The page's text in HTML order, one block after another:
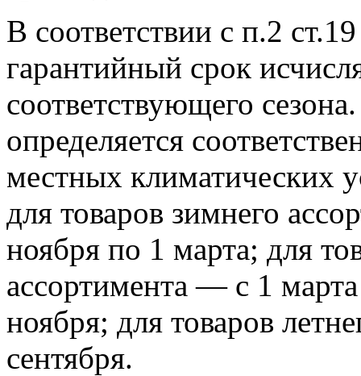
В соответствии с п.2
гарантийный срок
соответствующего
определяется
местных климатических
для товаров зимнего
ноября по 1 марта; для
ассортимента — с 1
ноября; для товаров
сентября.